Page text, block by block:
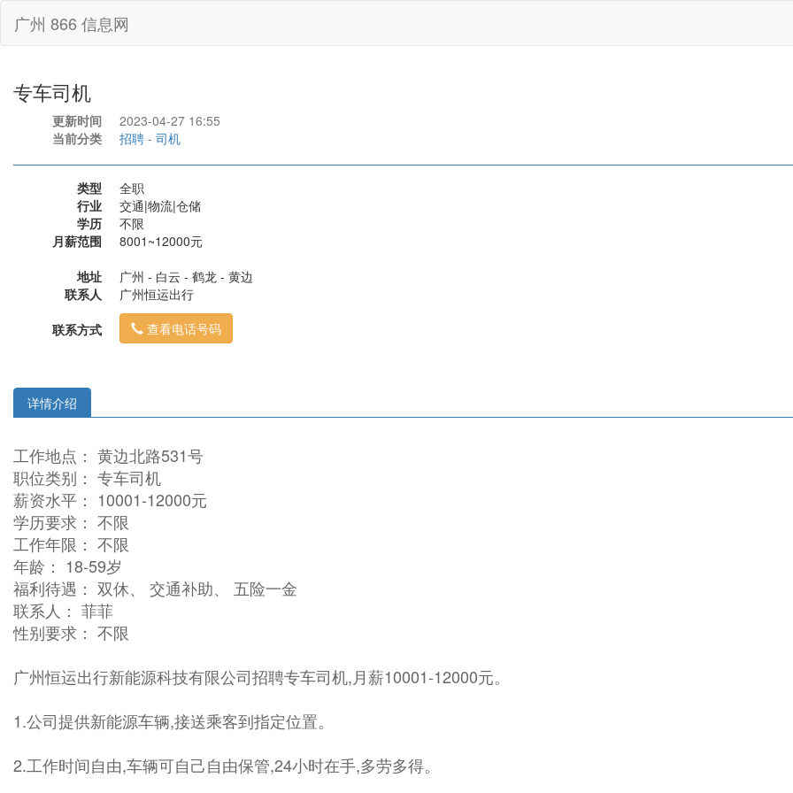
广州 866 信息网
专车司机
更新时间
2023-04-27 16:55
当前分类
招聘 - 司机
类型
全职
行业
交通|物流|仓储
学历
不限
月薪范围
8001~12000元
地址
广州 - 白云 - 鹤龙 - 黄边
联系人
广州恒运出行
联系方式
查看电话号码
详情介绍
工作地点： 黄边北路531号
职位类别： 专车司机
薪资水平： 10001-12000元
学历要求： 不限
工作年限： 不限
年龄： 18-59岁
福利待遇： 双休、 交通补助、 五险一金
联系人： 菲菲
性别要求： 不限
广州恒运出行新能源科技有限公司招聘专车司机,月薪10001-12000元。
1.公司提供新能源车辆,接送乘客到指定位置。
2.工作时间自由,车辆可自己自由保管,24小时在手,多劳多得。